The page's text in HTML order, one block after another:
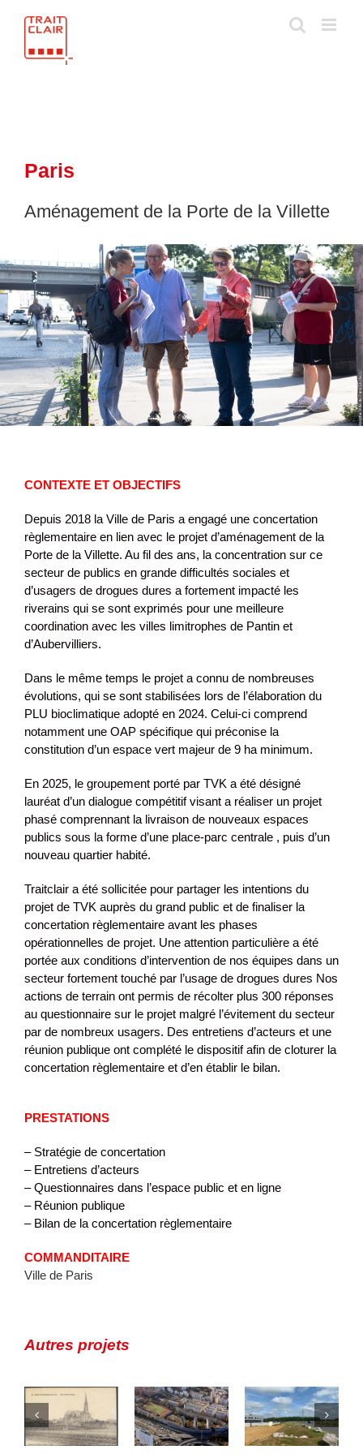
Paris
Aménagement de la Porte de la Villette
CONTEXTE ET OBJECTIFS
Depuis 2018 la Ville de Paris a engagé une concertation
règlementaire en lien avec le projet d’aménagement de la
Porte de la Villette. Au fil des ans, la concentration sur ce
secteur de publics en grande difficultés sociales et
d’usagers de drogues dures a fortement impacté les
riverains qui se sont exprimés pour une meilleure
coordination avec les villes limitrophes de Pantin et
d’Aubervilliers.
Dans le même temps le projet a connu de nombreuses
évolutions, qui se sont stabilisées lors de l’élaboration du
PLU bioclimatique adopté en 2024. Celui-ci comprend
notamment une OAP spécifique qui préconise la
constitution d’un espace vert majeur de 9 ha minimum.
En 2025, le groupement porté par TVK a été désigné
lauréat d’un dialogue compétitif visant a réaliser un projet
phasé comprennant la livraison de nouveaux espaces
publics sous la forme d’une place-parc centrale , puis d’un
nouveau quartier habité.
Traitclair a été sollicitée pour partager les intentions du
projet de TVK auprès du grand public et de finaliser la
concertation règlementaire avant les phases
opérationnelles de projet. Une attention particulière a été
portée aux conditions d’intervention de nos équipes dans un
secteur fortement touché par l’usage de drogues dures Nos
actions de terrain ont permis de récolter plus 300 réponses
au questionnaire sur le projet malgré l’évitement du secteur
par de nombreux usagers. Des entretiens d’acteurs et une
réunion publique ont complété le dispositif afin de cloturer la
concertation règlementaire et d’en établir le bilan.
PRESTATIONS
– Stratégie de concertation
– Entretiens d’acteurs
– Questionnaires dans l’espace public et en ligne
– Réunion publique
– Bilan de la concertation règlementaire
COMMANDITAIRE
Ville de Paris
Autres projets
Porte de
Duvernois
– AMO
communication
pour
l’extension
de la ZAE
et
opérationnelle
du projet